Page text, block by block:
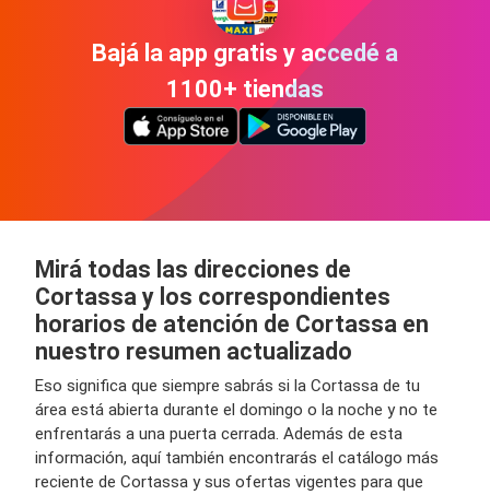
Bajá la app gratis y accedé a
1100+ tiendas
Mirá todas las direcciones de
Cortassa y los correspondientes
horarios de atención de Cortassa en
nuestro resumen actualizado
Eso significa que siempre sabrás si la Cortassa de tu
área está abierta durante el domingo o la noche y no te
enfrentarás a una puerta cerrada. Además de esta
información, aquí también encontrarás el catálogo más
reciente de Cortassa y sus ofertas vigentes para que